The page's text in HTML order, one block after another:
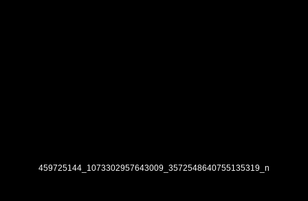
459725144_1073302957643009_3572548640755135319_n